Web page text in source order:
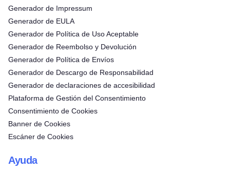
Generador de Impressum
Generador de EULA
Generador de Política de Uso Aceptable
Generador de Reembolso y Devolución
Generador de Política de Envíos
Generador de Descargo de Responsabilidad
Generador de declaraciones de accesibilidad
Plataforma de Gestión del Consentimiento
Consentimiento de Cookies
Banner de Cookies
Escáner de Cookies
Ayuda